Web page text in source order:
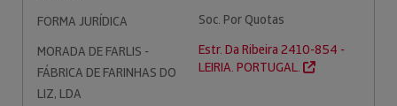
FORMA JURÍDICA
Soc. Por Quotas
MORADA DE FARLIS -
FÁBRICA DE FARINHAS DO
LIZ, LDA
Estr. Da Ribeira 2410-854 -
LEIRIA. PORTUGAL.